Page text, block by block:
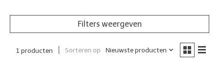
Filters weergeven
1 producten Sorteren op Nieuwste producten